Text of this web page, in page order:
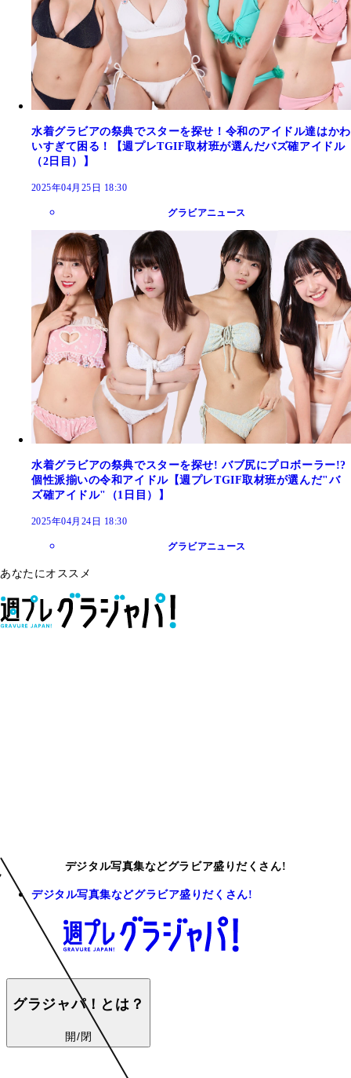
水着グラビアの祭典でスターを探せ！令和のアイドル達はかわ
いすぎて困る！【週プレTGIF取材班が選んだバズ確アイドル
（2日目）】
2025年04月25日 18:30
グラビアニュース
水着グラビアの祭典でスターを探せ! バブ尻にプロボーラー!?
個性派揃いの令和アイドル【週プレTGIF取材班が選んだ"バ
ズ確アイドル"（1日目）】
2025年04月24日 18:30
グラビアニュース
あなたにオススメ
デジタル写真集などグラビア盛りだくさん!
デジタル写真集などグラビア盛りだくさん!
グラジャパ！とは？
開/閉